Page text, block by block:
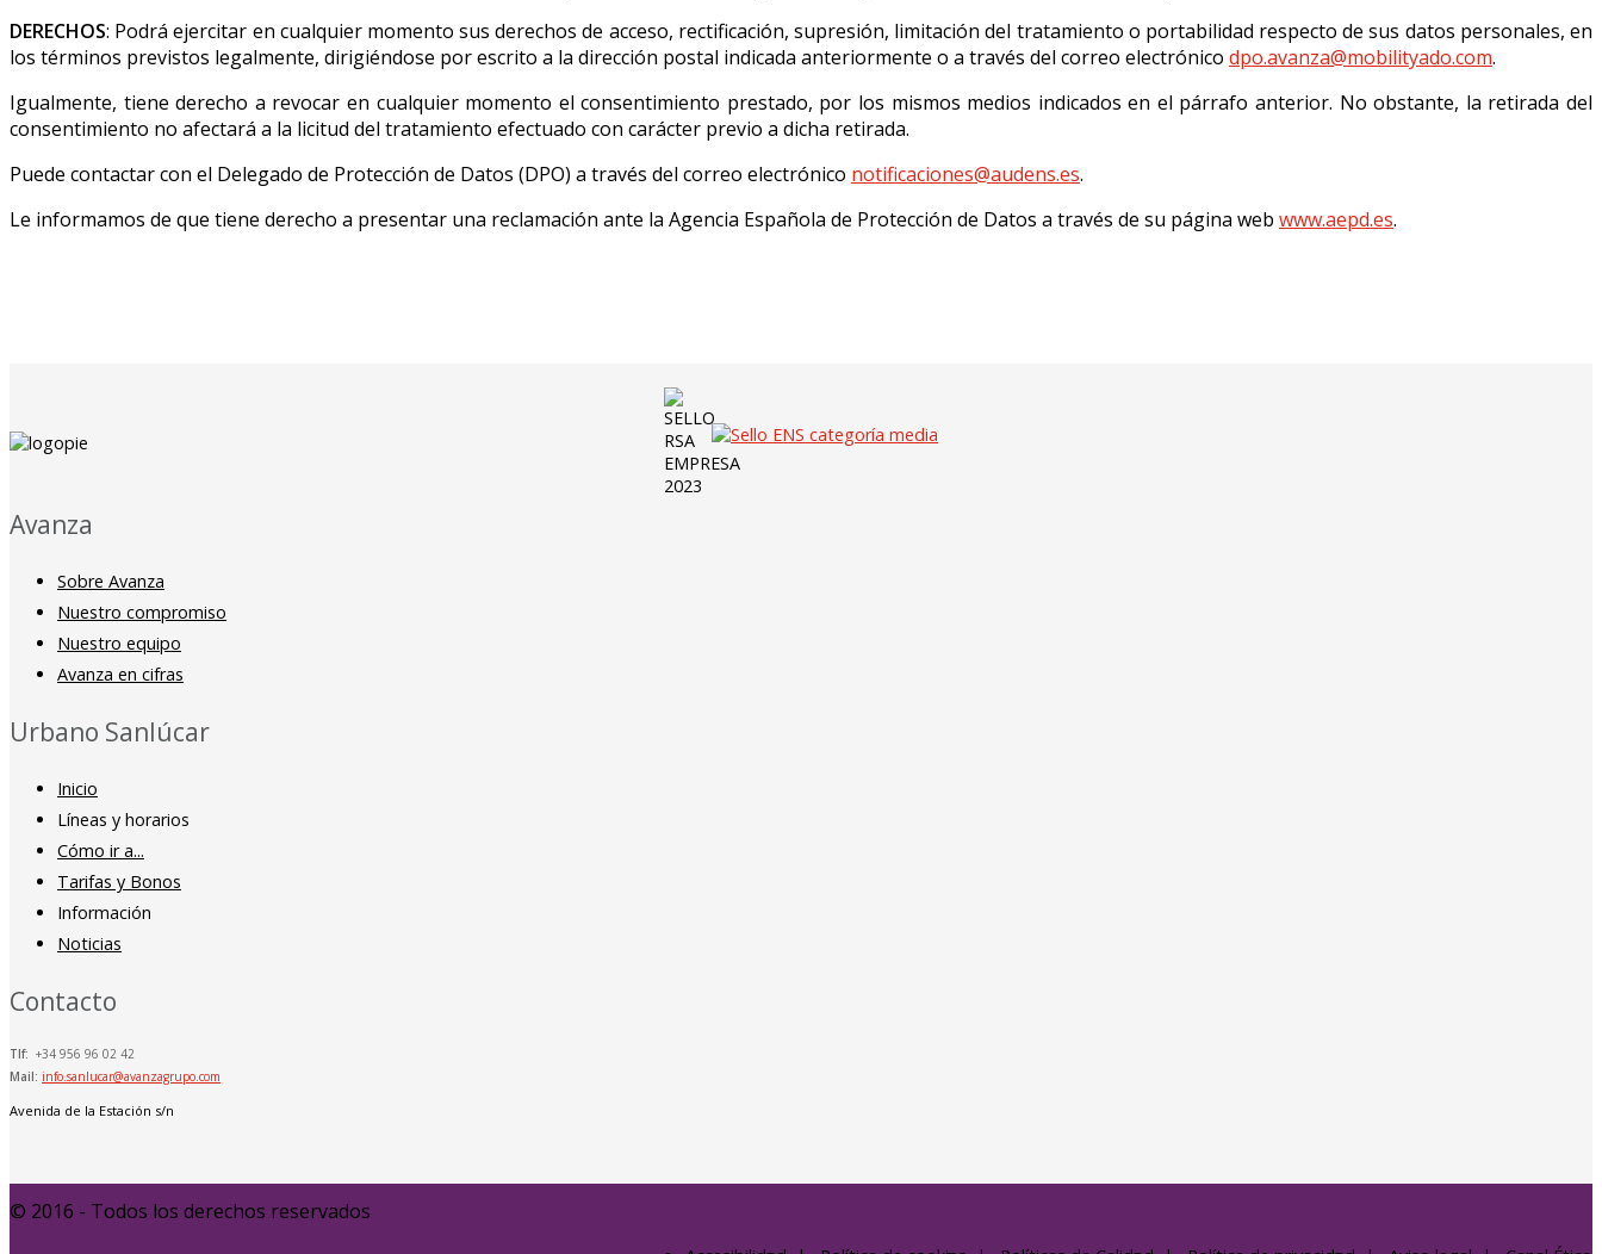
DERECHOS: Podrá ejercitar en cualquier momento sus derechos de acceso, rectificación, supresión, limitación del tratamiento o portabilidad respecto de sus datos personales, en
los términos previstos legalmente, dirigiéndose por escrito a la dirección postal indicada anteriormente o a través del correo electrónico dpo.avanza@mobilityado.com.
Igualmente, tiene derecho a revocar en cualquier momento el consentimiento prestado, por los mismos medios indicados en el párrafo anterior. No obstante, la retirada del
consentimiento no afectará a la licitud del tratamiento efectuado con carácter previo a dicha retirada.
Puede contactar con el Delegado de Protección de Datos (DPO) a través del correo electrónico notificaciones@audens.es.
Le informamos de que tiene derecho a presentar una reclamación ante la Agencia Española de Protección de Datos a través de su página web www.aepd.es.
Avanza
Sobre Avanza
Nuestro compromiso
Nuestro equipo
Avanza en cifras
Urbano Sanlúcar
Inicio
Líneas y horarios
Cómo ir a...
Tarifas y Bonos
Información
Noticias
Contacto
Tlf: +34 956 96 02 42
Mail: info.sanlucar@avanzagrupo.com
Avenida de la Estación s/n
© 2016 - Todos los derechos reservados